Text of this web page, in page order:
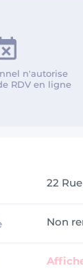
n'autorise
RDV en ligne
22
Non